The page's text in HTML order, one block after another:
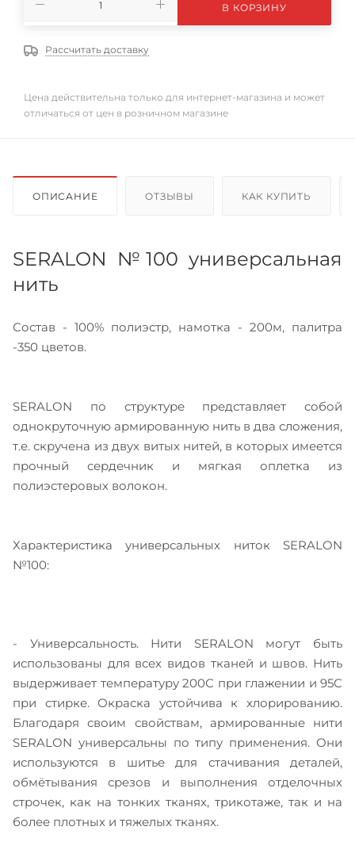
В КОРЗИНУ
Рассчитать доставку
Цена действительна только для интернет-магазина и может
отличаться от цен в розничном магазине
ОПИСАНИЕ ОТЗЫВЫ КАК КУПИТЬ
SERALON №100 универсальная
нить
Состав - 100% полиэстр, намотка - 200м, палитра
-350 цветов.
SERALON по структуре представляет собой
однокруточную армированную нить в два сложения,
т.е. скручена из двух витых нитей, в которых имеется
прочный сердечник и мягкая оплетка из
полиэстеровых волокон.
Характеристика универсальных ниток SERALON
№100:
- Универсальность. Нити SERALON могут быть
использованы для всех видов тканей и швов. Нить
выдерживает температуру 200С при глажении и 95С
при стирке. Окраска устойчива к хлорированию.
Благодаря своим свойствам, армированные нити
SERALON универсальны по типу применения. Они
используются в шитье для стачивания деталей,
обмётывания срезов и выполнения отделочных
строчек, как на тонких тканях, трикотаже, так и на
более плотных и тяжелых тканях.